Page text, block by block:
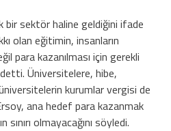
bir sektör haline geldiğini ifade
olan eğitimin, insanların
para kazanılması için gerekli
Üniversitelere, hibe,
kurumlar vergisi de
ana hedef para kazanmak
olmayacağını söyledi.